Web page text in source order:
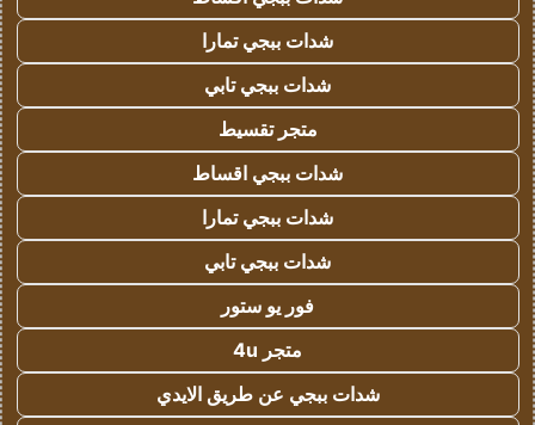
شدات ببجي تمارا
شدات ببجي تابي
متجر تقسيط
شدات ببجي اقساط
شدات ببجي تمارا
شدات ببجي تابي
فور يو ستور
متجر 4u
شدات ببجي عن طريق الايدي